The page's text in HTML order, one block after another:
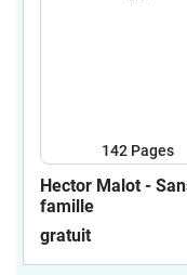
142 Pages
Hector Malot -
famille
gratuit